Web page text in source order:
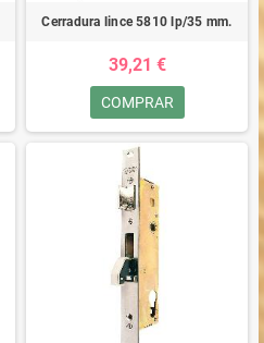
Cerradura lince 5810 lp/35 mm.
39,21 €
COMPRAR